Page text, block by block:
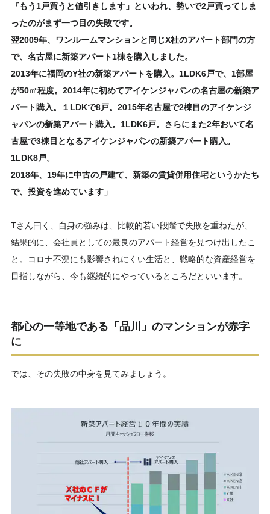
『もう1戸買うと値引きします」といわれ、勢いで2戸買ってしま
ったのがまず一つ目の失敗です。
翌2009年、ワンルームマンションと同じX社のアパート部門の方
で、名古屋に新築アパート1棟を購入しました。
2013年に福岡のY社の新築アパートを購入。1LDK6戸で、1部屋
が50㎡程度。2014年に初めてアイケンジャパンの名古屋の新築ア
パート購入。１LDKで8戸。2015年名古屋で2棟目のアイケンジ
ャパンの新築アパート購入。1LDK6戸。さらにまた2年おいて名
古屋で3棟目となるアイケンジャパンの新築アパート購入。
1LDK8戸。
2018年、19年に中古の戸建て、新築の賃貸併用住宅というかたち
で、投資を進めています」
Tさん曰く、自身の強みは、比較的若い段階で失敗を重ねたが、
結果的に、会社員としての最良のアパート経営を見つけ出したこ
と。コロナ不況にも影響されにくい生活と、戦略的な資産経営を
目指しながら、今も継続的にやっているところだといいます。
都心の一等地である「品川」のマンションが赤字
に
では、その失敗の中身を見てみましょう。